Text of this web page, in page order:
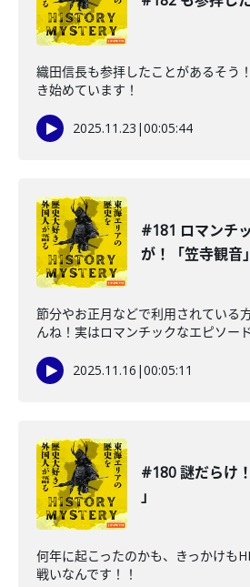
織田信長も参拝したことがあるそう
き始めています！
2025.11.23 |00:05:44
#181 ロマンチ
が！「笠寺観音」
節分やお正月などで利用されている
んね！実はロマンチックなエピソー
2025.11.16 |00:05:11
#180 謎だらけ
」
何年に起こったのかも、きっかけも
戦いなんです！！